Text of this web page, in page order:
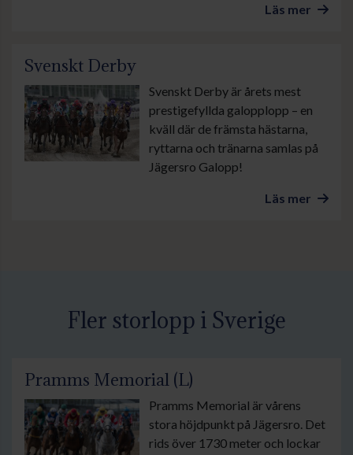
Läs mer
Svenskt Derby
Svenskt Derby är årets mest
prestigefyllda galopplopp – en
kväll där de främsta hästarna,
ryttarna och tränarna samlas på
Jägersro Galopp!
Läs mer
Fler storlopp i Sverige
Pramms Memorial (L)
Pramms Memorial är vårens
stora höjdpunkt på Jägersro. Det
rids över 1730 meter och lockar